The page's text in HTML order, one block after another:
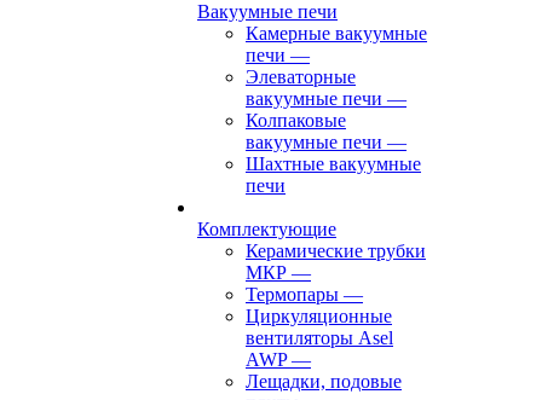
Вакуумные печи
Камерные вакуумные
печи —
Элеваторные
вакуумные печи —
Колпаковые
вакуумные печи —
Шахтные вакуумные
печи
Комплектующие
Керамические трубки
МКР —
Термопары —
Циркуляционные
вентиляторы Asel
AWP—
Лещадки, подовые